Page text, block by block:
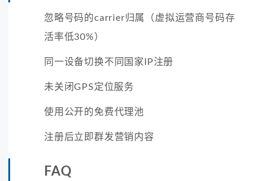
忽略号码的carrier归属（虚拟运营商号码存
活率低30%）
同一设备切换不同国家IP注册
未关闭GPS定位服务
使用公开的免费代理池
注册后立即群发营销内容
FAQ